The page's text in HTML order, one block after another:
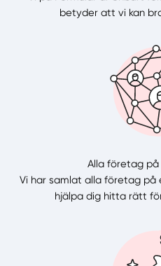
betyder att vi kan
Alla företag
Vi har samlat alla företag
hjälpa dig hitta rätt